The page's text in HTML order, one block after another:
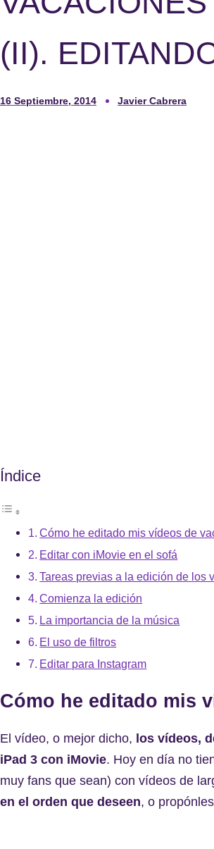
(II).
16 Septiembre, 2014 Javier Cabrera
Índice
Cómo he editado mis vídeos de
Editar con iMovie en el sofá
Tareas previas a la edición de los
Comienza la edición
La importancia de la música
El uso de filtros
Editar para Instagram
Cómo he editado mis
El vídeo, o mejor dicho, los vídeos,
iPad 3 con iMovie. Hoy en día no
muy fans que sean) con vídeos de
en el orden que deseen, o